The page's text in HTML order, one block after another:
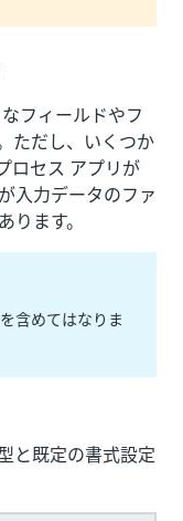
フィールドやフ
ただし、いくつか
ロセス アプリが
入力データのファ
ます。
含めてはなりま
と既定の書式設定